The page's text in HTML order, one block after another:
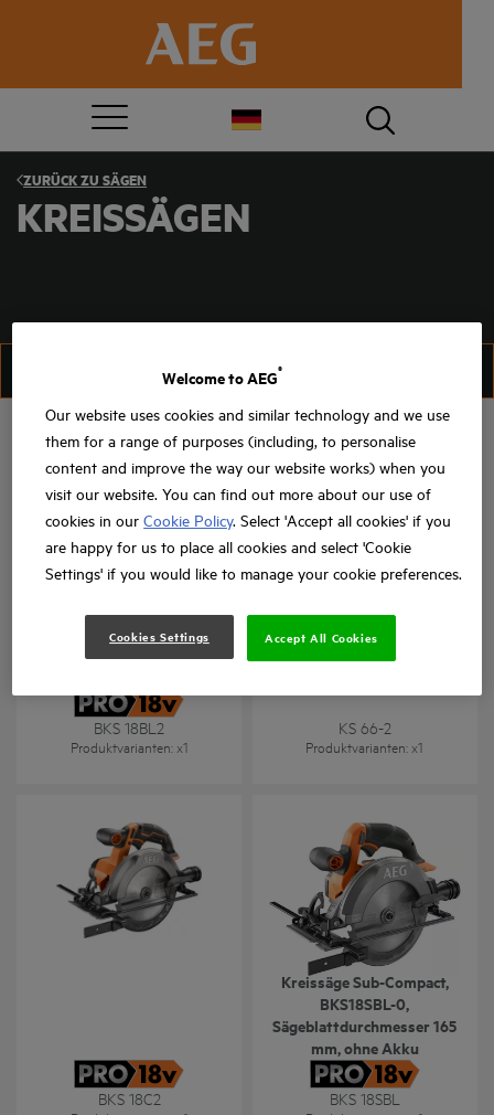
ZURÜCK ZU SÄGEN
KREISSÄGEN
SORTIEREN
18 V Pro18V Brushless
Akku-Kreissäge,
BKS18BL2-0,
Sägeblattdurchmesser 190
BKS 18BL2
Produktvarianten: x1
Handkreissäge
KS 66-2
Produktvarianten: x1
BKS 18C2
18 V Pro18V Brushless
Kreissäge Sub-Compact,
BKS18SBL-0,
Sägeblattdurchmesser 165
mm, ohne Akku
BKS 18SBL
Welcome to AEG
®
Our website uses cookies and similar technology and we use
them for a range of purposes (including, to personalise
content and improve the way our website works) when you
visit our website. You can find out more about our use of
cookies in ourCookie Policy. Select 'Accept all cookies' if you
are happy for us to place all cookies and select 'Cookie
Settings' if you would like to manage your cookie preferences.
Cookies Settings Accept All Cookies